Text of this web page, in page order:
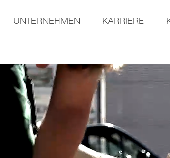
UNTERNEHMEN KARRIERE